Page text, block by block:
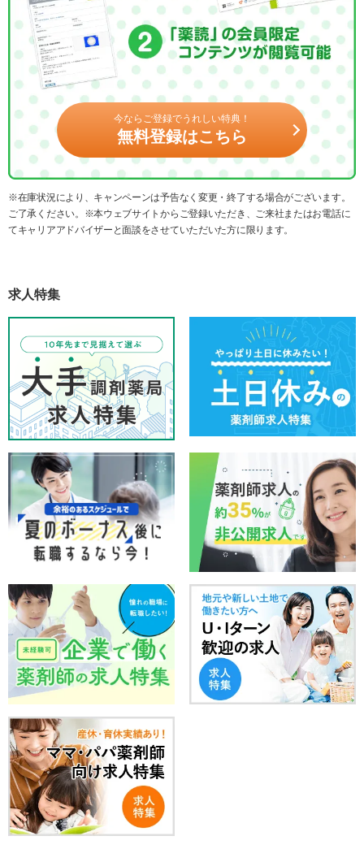
今ならご登録でうれしい特典！
無料登録はこちら
※在庫状況により、キャンペーンは予告なく変更・終了する場合がございます。
ご了承ください。※本ウェブサイトからご登録いただき、ご来社またはお電話に
てキャリアアドバイザーと面談をさせていただいた方に限ります。
求人特集